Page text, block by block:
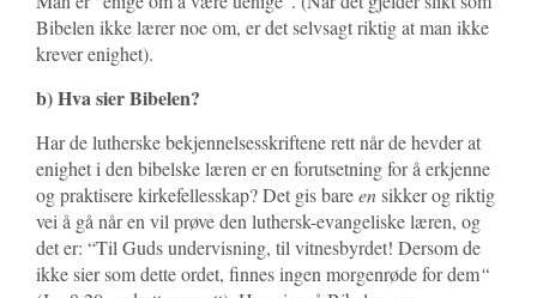
Bibelen ikke lærer noe om, er det selvsagt riktig at man ikke
krever enighet).
b) Hva sier Bibelen?
Har de lutherske bekjennelsesskriftene rett når de hevder at
enighet i den bibelske læren er en forutsetning for å erkjenne
og praktisere kirkefellesskap? Det gis bareensikker og riktig
vei å gå når en vil prøve den luthersk-evangeliske læren, og
det er: “Til Guds undervisning, til vitnesbyrdet! Dersom de
ikke sier som dette ordet, finnes ingen morgenrøde for dem“